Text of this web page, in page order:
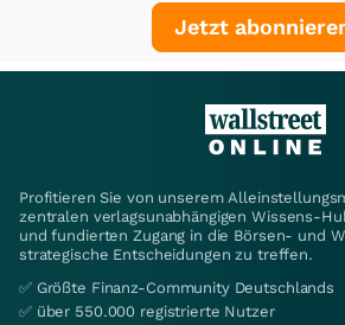
Jetzt
Profitieren Sie von unserem
zentralen verlagsunabhängigen Wissens-
und fundierten Zugang in die Börsen- und
strategische Entscheidungen zu treffen.
✅ Größte Finanz-Community Deutschlands
✅ über 550.000 registrierte Nutzer